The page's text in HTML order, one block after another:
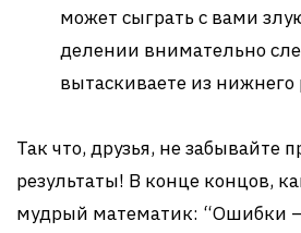
может сыграть с вами
делении внимательно
вытаскиваете из нижнего
Так что, друзья, не забывайте
результаты! В конце концов,
мудрый математик: “Ошибки –